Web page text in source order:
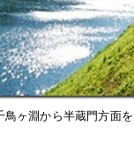
鳥ヶ淵から半蔵門方面